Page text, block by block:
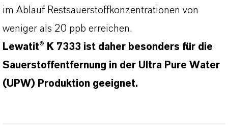
im Ablauf Restsauerstoffkonzentrationen von
weniger als 20 ppb erreichen.
Lewatit® K 7333 ist daher besonders für die
Sauerstoffentfernung in der Ultra Pure Water
(UPW) Produktion geeignet.